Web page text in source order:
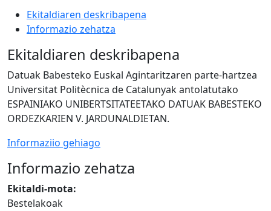
Ekitaldiaren deskribapena
Informazio zehatza
Ekitaldiaren deskribapena
Datuak Babesteko Euskal Agintaritzaren parte-hartzea
Universitat Politècnica de Catalunyak antolatutako
ESPAINIAKO UNIBERTSITATEETAKO DATUAK BABESTEKO
ORDEZKARIEN V. JARDUNALDIETAN.
Informaziio gehiago
Informazio zehatza
Ekitaldi-mota:
Bestelakoak